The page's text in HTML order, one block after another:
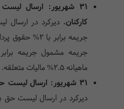
31 شهریور: ارسال
کارکنان. دیرکرد در ارسال
جریمه برابر با
ماهیانه 2.5% مالیات متعلقه.
31 شهریور: ارسال لیست حق بیمه مرداد ماه کارکنان.
دیرکرد در ارسال لیست حق